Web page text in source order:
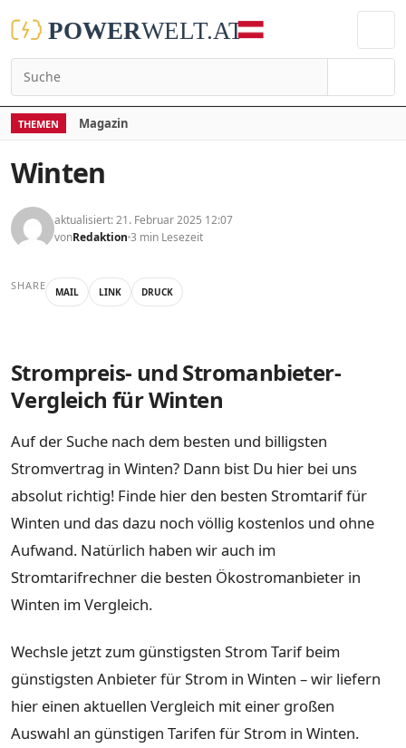
THEMEN Magazin
Winten
aktualisiert: 21. Februar 2025 12:07
vonRedaktion 3 min Lesezeit
SHARE MAIL LINK DRUCK
Strompreis- und Stromanbieter-
Vergleich für Winten
Auf der Suche nach dem besten und billigsten
Stromvertrag in Winten? Dann bist Du hier bei uns
absolut richtig! Finde hier den besten Stromtarif für
Winten und das dazu noch völlig kostenlos und ohne
Aufwand. Natürlich haben wir auch im
Stromtarifrechner die besten Ökostromanbieter in
Winten im Vergleich.
Wechsle jetzt zum günstigsten Strom Tarif beim
günstigsten Anbieter für Strom in Winten – wir liefern
hier einen aktuellen Vergleich mit einer großen
Auswahl an günstigen Tarifen für Strom in Winten.